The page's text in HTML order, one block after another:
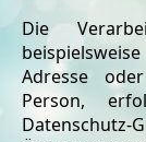
Die
Adresse
Person,